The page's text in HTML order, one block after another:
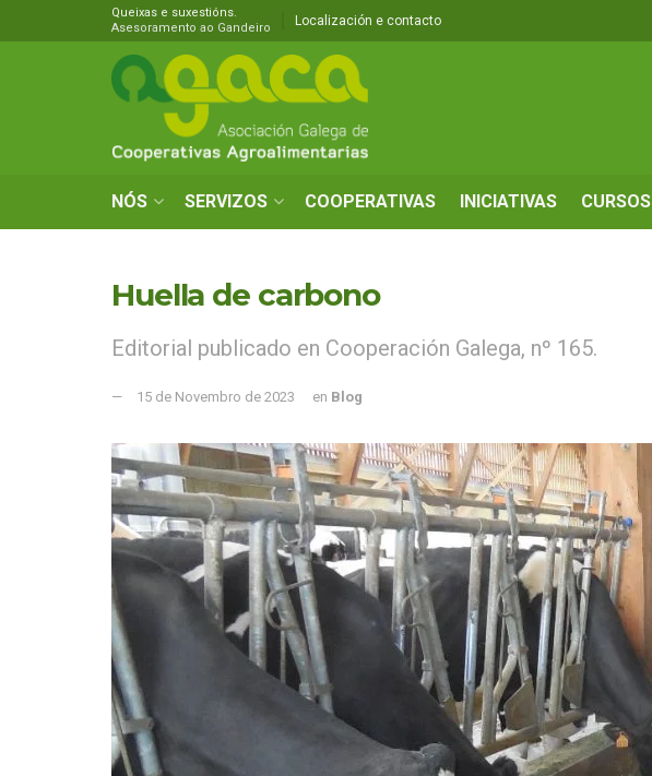
Queixas e suxestións.
Asesoramento ao Gandeiro
Localización e contacto
NÓS SERVIZOS COOPERATIVAS INICIATIVAS CURSOS
Huella de carbono
Editorial publicado en Cooperación Galega, nº 165.
15 de Novembro de 2023 en Blog